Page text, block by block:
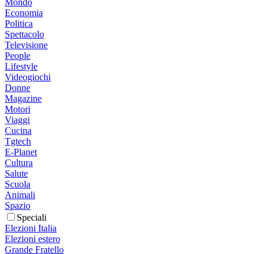
Mondo
Economia
Politica
Spettacolo
Televisione
People
Lifestyle
Videogiochi
Donne
Magazine
Motori
Viaggi
Cucina
Tgtech
E-Planet
Cultura
Salute
Scuola
Animali
Spazio
Speciali
Elezioni Italia
Elezioni estero
Grande Fratello